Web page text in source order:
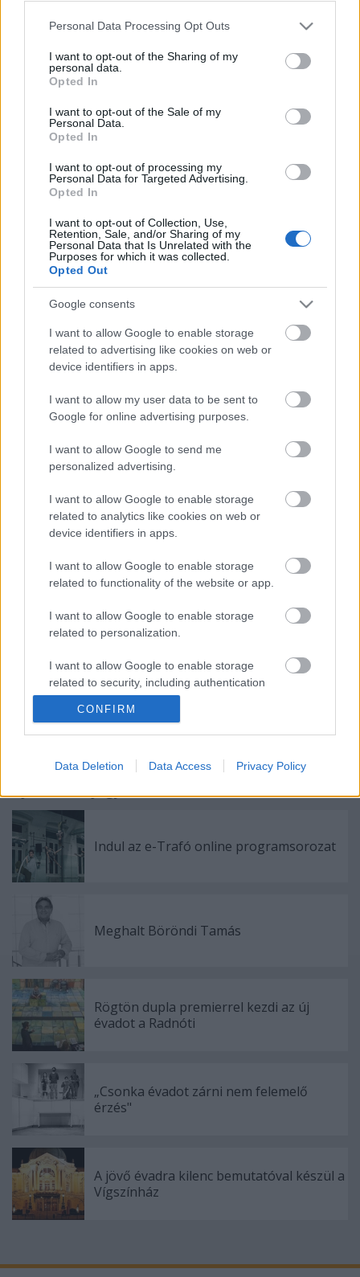
Please note that this website/app uses one or more Google
not limited to your visit or usage behaviour. You may click to
grant or deny consent to Google and its third-party tags to
use your data for below specified purposes in below Google
consent section.
Personal Data Processing Opt Outs
I want to opt-out of the Sharing of my
personal data.
Opted In
I want to opt-out of the Sale of my
Personal Data.
Opted In
I want to opt-out of processing my
Personal Data for Targeted Advertising.
Opted In
I want to opt-out of Collection, Use,
Retention, Sale, and/or Sharing of my
Personal Data that Is Unrelated with the
Purposes for which it was collected.
Opted Out
Google consents
I want to allow Google to enable storage
related to advertising like cookies on web or
device identifiers in apps.
I want to allow my user data to be sent to
Google for online advertising purposes.
I want to allow Google to send me
personalized advertising.
I want to allow Google to enable storage
related to analytics like cookies on web or
device identifiers in apps.
I want to allow Google to enable storage
related to functionality of the website or app.
I want to allow Google to enable storage
related to personalization.
I want to allow Google to enable storage
related to security, including authentication
functionality and fraud prevention, and other
user protection.
CONFIRM
Data Deletion Data Access Privacy Policy
fiatal énekest, köztük kilenc magyart vártak, az
énekesek erre az alkalomra egy Liszt-dallal, valamint
két különböző karakterű áriával készültek. A
szombat esti döntőn a legjobbak három áriát adnak
elő a Medveczky Ádám vezényelte MÁV
Szimfonikusok kíséretével a Zeneakadémia
nagytermében. A zsűri a döntő végén eredményt
hirdet, és a díjakat is ekkor adják át.
Magyar Állami Operaházban a díjazottak
részvételével.
Az I. Nemzetközi Marton Éva Énekverseny a
Zeneakadémia első saját rendezésű nagyszabású
nemzetközi zenei versenye. Az indulók közül a
legtöbben Ukrajnából, Oroszországból, Romániából,
Kína és Japán) érkeztek, de jelentkeztek Nyugat-
Európából (Svájc, Dánia, Belgium, Nagy-Britannia,
Olaszország), valamint Argentínából és a Fülöp-
szigetekről is.
A versenyről további információk a
martoncompetition.hu címen érhetők el.
Forrás: MTI
Indul az e-Trafó online programsorozat
Meghalt Böröndi Tamás
Rögtön dupla premierrel kezdi az új
évadot a Radnóti
„Csonka évadot zárni nem felemelő
érzés"
A jövő évadra kilenc bemutatóval készül a
Vígszínház